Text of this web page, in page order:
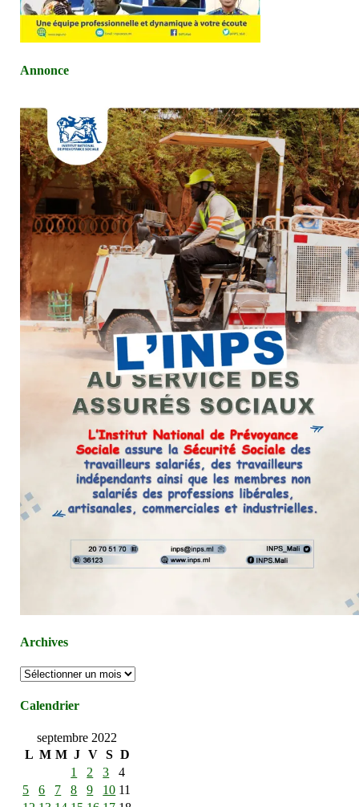
Annonce
Archives
Archives
Calendrier
septembre 2022
L M M J V S D
1
2 3
4
5
6 7 8 9 10 11